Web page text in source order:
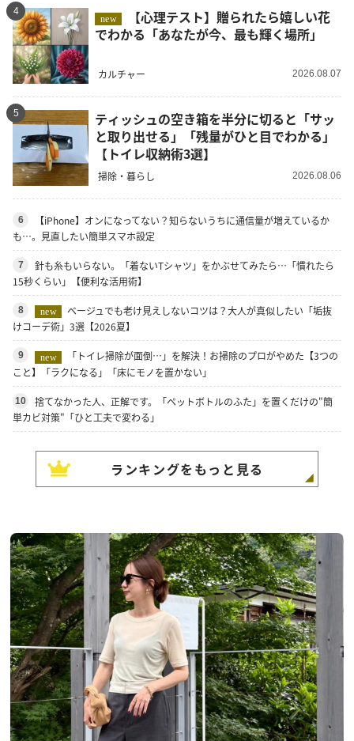
4
new
でわかる「あなたが今、最も輝く場所」
カルチャー 2026.08.07
5
ティッシュの空き箱を半分に切ると「サッ
と取り出せる」「残量がひと目でわかる」
【トイレ収納術3選】
掃除・暮らし 2026.08.06
6
【iPhone】オンになってない？知らないうちに通信量が増えているか
も…。見直したい簡単スマホ設定
7
針も糸もいらない。「着ないTシャツ」をかぶせてみたら…「慣れたら
15秒くらい」【便利な活用術】
8 new
ベージュでも老け見えしないコツは？大人が真似したい「垢抜
けコーデ術」3選【2026夏】
9 new
「トイレ掃除が面倒…」を解決！お掃除のプロがやめた【3つの
こと】「ラクになる」「床にモノを置かない」
10
捨てなかった人、正解です。「ペットボトルのふた」を置くだけの"簡
単カビ対策"「ひと工夫で変わる」
ランキングをもっと見る